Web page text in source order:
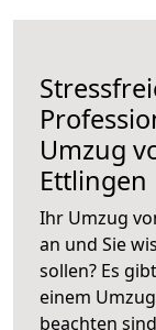
Umzug
Ettlingen
Ihr Umzug
an und Sie
sollen? Es
einem
beachten